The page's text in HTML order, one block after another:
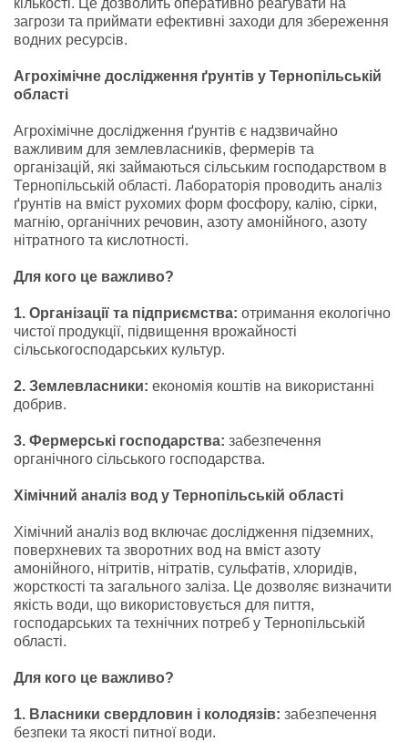
кількості. Це дозволить оперативно реагувати на
загрози та приймати ефективні заходи для збереження
водних ресурсів.
Агрохімічне дослідження ґрунтів у Тернопільській
області
Агрохімічне дослідження ґрунтів є надзвичайно
важливим для землевласників, фермерів та
організацій, які займаються сільським господарством в
Тернопільській області. Лабораторія проводить аналіз
ґрунтів на вміст рухомих форм фосфору, калію, сірки,
магнію, органічних речовин, азоту амонійного, азоту
нітратного та кислотності.
Для кого це важливо?
1. Організації та підприємства: отримання екологічно
чистої продукції, підвищення врожайності
сільськогосподарських культур.
2. Землевласники: економія коштів на використанні
добрив.
3. Фермерські господарства: забезпечення
органічного сільського господарства.
Хімічний аналіз вод у Тернопільській області
Хімічний аналіз вод включає дослідження підземних,
поверхневих та зворотних вод на вміст азоту
амонійного, нітритів, нітратів, сульфатів, хлоридів,
жорсткості та загального заліза. Це дозволяє визначити
якість води, що використовується для пиття,
господарських та технічних потреб у Тернопільській
області.
Для кого це важливо?
1. Власники свердловин і колодязів: забезпечення
безпеки та якості питної води.